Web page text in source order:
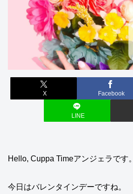
X Facebook
LINE
Hello, Cuppa Timeアンジェラです。
今日はバレンタインデーですね。